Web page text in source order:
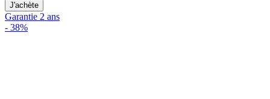
J'achète
Garantie 2 ans
- 38%